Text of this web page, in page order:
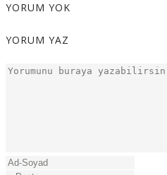
YORUM YOK
YORUM YAZ